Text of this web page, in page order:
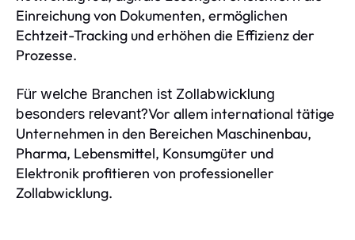
Einreichung von Dokumenten, ermöglichen
Echtzeit-Tracking und erhöhen die Effizienz der
Prozesse.
Für welche Branchen ist Zollabwicklung
besonders relevant?Vor allem international tätige
Unternehmen in den Bereichen Maschinenbau,
Pharma, Lebensmittel, Konsumgüter und
Elektronik profitieren von professioneller
Zollabwicklung.